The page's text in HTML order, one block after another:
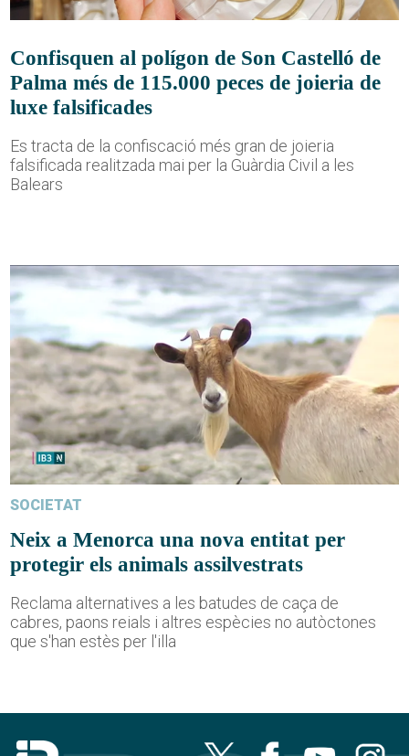
Confisquen al polígon de Son Castelló de
Palma més de 115.000 peces de joieria de
luxe falsificades
Es tracta de la confiscació més gran de joieria
falsificada realitzada mai per la Guàrdia Civil a les
Balears
SOCIETAT
Neix a Menorca una nova entitat per
protegir els animals assilvestrats
Reclama alternatives a les batudes de caça de
cabres, paons reials i altres espècies no autòctones
que s'han estès per l'illa